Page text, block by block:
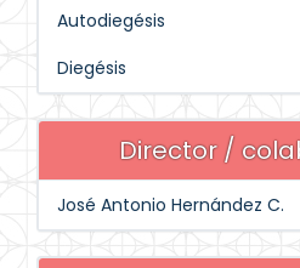
Autodiegésis
Diegésis
Director /
José Antonio Hernández C.